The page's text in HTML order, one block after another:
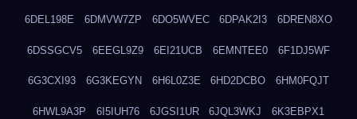
6DEL198E 6DMVW7ZP 6DO5WVEC 6DPAK2I3 6DREN8XO
6DSSGCV5 6EEGL9Z9 6EI21UCB 6EMNTEE0 6F1DJ5WF
6G3CXI93 6G3KEGYN 6H6L0Z3E 6HD2DCBO 6HM0FQJT
6HWL9A3P 6I5IUH76 6JGSI1UR 6JQL3WKJ 6K3EBPX1